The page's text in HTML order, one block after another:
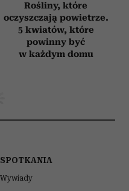
Rośliny, które
oczyszczają powietrze.
5 kwiatów, które
powinny być
w każdym domu
SPOTKANIA
Wywiady